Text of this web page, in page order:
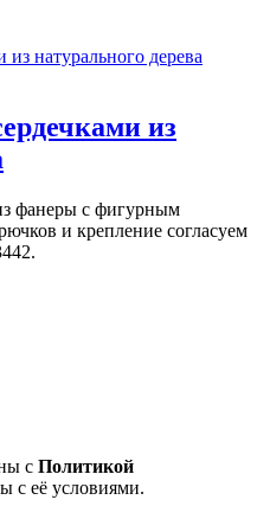
из
фанеры с фигурным
и крепление согласуем
с Политикой
с её условиями.